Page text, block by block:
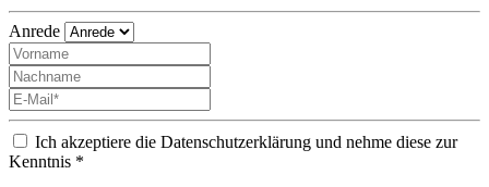
Anrede
Ich akzeptiere die Datenschutzerklärung und nehme diese zur
Kenntnis *